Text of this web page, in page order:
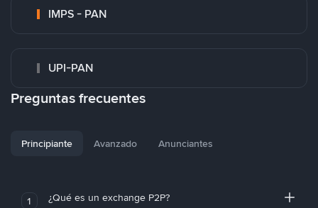
IMPS - PAN
UPI-PAN
Preguntas frecuentes
Principiante Avanzado Anunciantes
1 ¿Qué es un exchange P2P?